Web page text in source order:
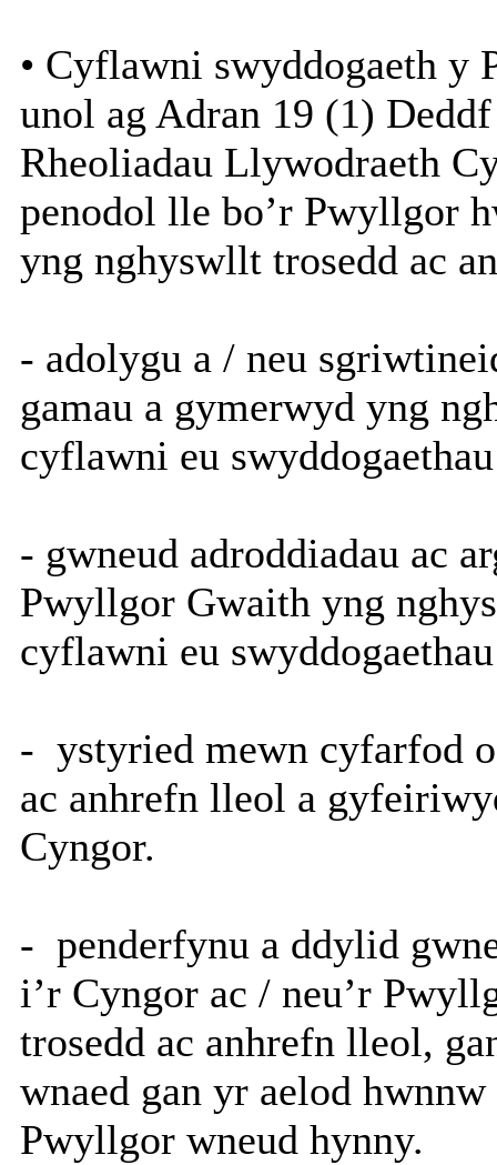
• Cyflawni swyddogaeth y
unol ag Adran 19 (1)
Rheoliadau Llywodraeth
penodol lle bo’r Pwyllgor
yng nghyswllt trosedd ac
- adolygu a / neu
gamau a gymerwyd yng
cyflawni eu
- gwneud adroddiadau ac
Pwyllgor Gwaith yng
cyflawni eu
- ystyried mewn cyfarfod
ac anhrefn lleol a
Cyngor.
- penderfynu a ddylid
i’r Cyngor ac / neu’r
trosedd ac anhrefn lleol,
wnaed gan yr aelod
Pwyllgor wneud hynny.